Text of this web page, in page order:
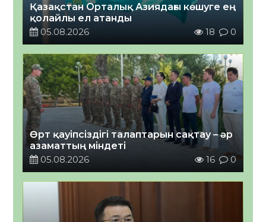
Қазақстан Орталық Азиядағы көшуге ең
қолайлы ел атанды
05.08.2026
18 0
Өрт қауіпсіздігі талаптарын сақтау – әр
азаматтың міндеті
05.08.2026
16 0